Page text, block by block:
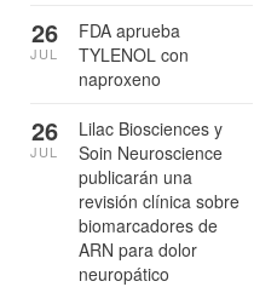
FDA aprueba
TYLENOL con
naproxeno
26
JUL
Lilac Biosciences y
Soin Neuroscience
publicarán una
revisión clínica sobre
biomarcadores de
ARN para dolor
neuropático
26
JUL